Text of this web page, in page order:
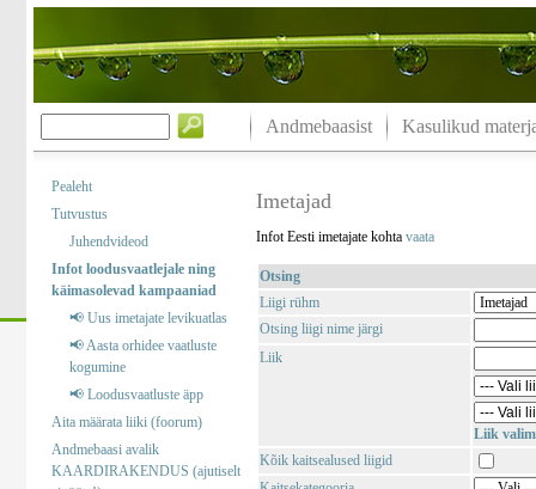
Andmebaasist Kasulikud
Pealeht
Tutvustus
Juhendvideod
Infot loodusvaatlejale ning
käimasolevad kampaaniad
📢 Uus imetajate levikuatlas
📢 Aasta orhidee vaatluste
kogumine
📢 Loodusvaatluste äpp
Aita määrata liiki (foorum)
Andmebaasi avalik
KAARDIRAKENDUS (ajutiselt
Imetajad
Infot Eesti imetajate kohta vaata
Otsing
Liigi rühm
Otsing liigi nime järgi
Liik
Liik
Kõik kaitsealused liigid